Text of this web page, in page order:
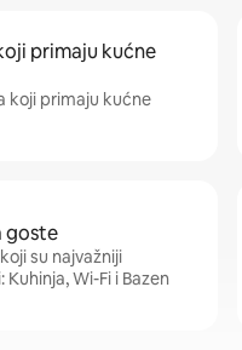
primaju kućne
koji primaju kućne
goste
su najvažniji
Wi-Fi i Bazen